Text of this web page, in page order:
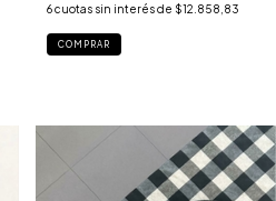
6 cuotas sin interés de $12.858,83